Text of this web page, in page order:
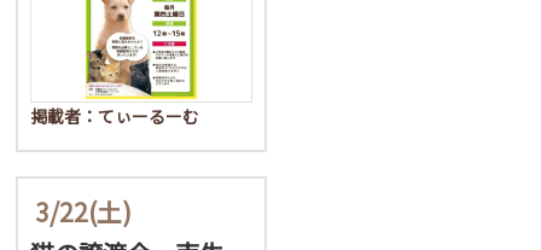
掲載者：てぃーるーむ
3/22(土)